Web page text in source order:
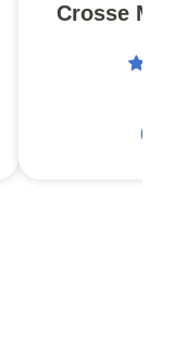
Crosse